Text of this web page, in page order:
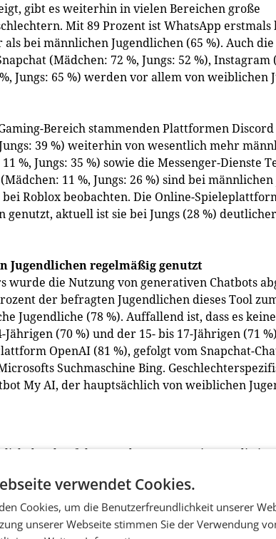
gibt es weiterhin in vielen Bereichen große
Mit 89 Prozent ist WhatsApp erstmals
bei männlichen Jugendlichen (65 %). Auch
(Mädchen: 72 %, Jungs: 52 %), Instagram
Jungs: 65 %) werden vor allem von weiblichen
Bereich stammenden Plattformen Discord
39 %) weiterhin von wesentlich mehr
%, Jungs: 35 %) sowie die Messenger-Dienste
11 %, Jungs: 26 %) sind bei
Roblox beobachten. Die Online-
genutzt, aktuell ist sie bei Jungs (28 %)
Jugendlichen regelmäßig genutzt
wurde die Nutzung von generativen Chatbots
der befragten Jugendlichen dieses Tool
Jugendliche (78 %). Auffallend ist, dass es
(70 %) und der 15- bis 17-Jährigen (71
OpenAI (81 %), gefolgt vom Snapchat-
Suchmaschine Bing.
My AI, der hauptsächlich von weiblichen
durchgeführte und repräsentative Studie im
sozialen Netzwerke und Online-Plattformen
und welche Veränderungen es in der
verwendet Cookies.
Cookies, um die Benutzerfreundlichkeit unserer
unserer Webseite stimmen Sie der Verwendung